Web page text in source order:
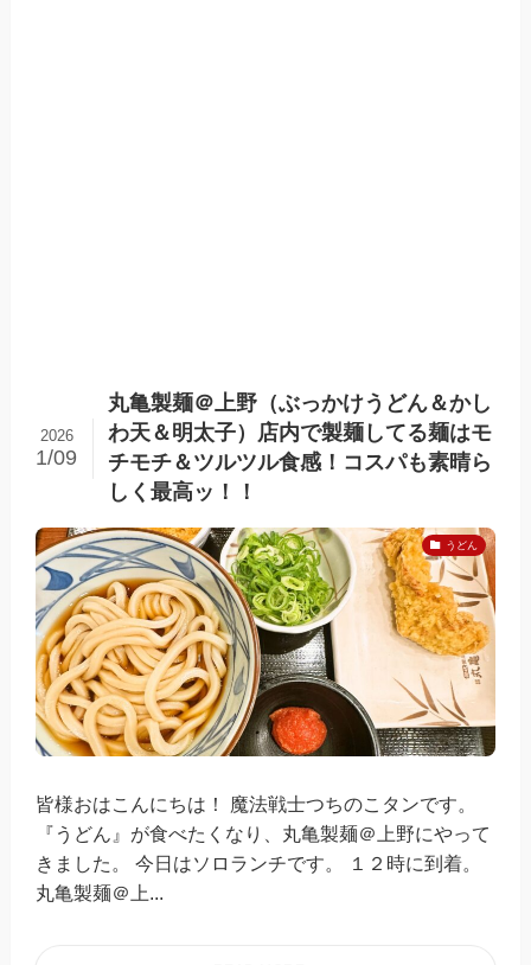
丸亀製麺＠上野（ぶっかけうどん＆かし
わ天＆明太子）店内で製麺してる麺はモ
チモチ＆ツルツル食感！コスパも素晴ら
しく最高ッ！！
2026
1/09
うどん
皆様おはこんにちは！ 魔法戦士つちのこタンです。
『うどん』が食べたくなり、丸亀製麺＠上野にやって
きました。 今日はソロランチです。 １２時に到着。
丸亀製麺＠上...